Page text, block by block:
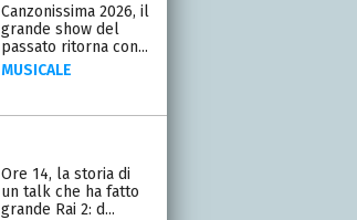
Canzonissima 2026, il
grande show del
passato ritorna con...
MUSICALE
Ore 14, la storia di
un talk che ha fatto
grande Rai 2: d...